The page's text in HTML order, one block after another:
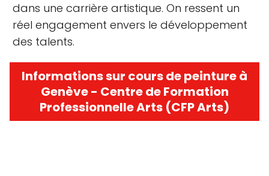
dans une carrière artistique. On ressent un
réel engagement envers le développement
des talents.
Informations sur cours de peinture à
Genève - Centre de Formation
Professionnelle Arts (CFP Arts)